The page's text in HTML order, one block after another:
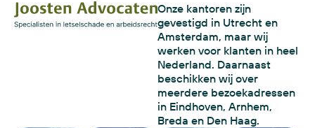
Onze kantoren zijn
gevestigd in Utrecht en
Amsterdam, maar wij
werken voor klanten in heel
Nederland. Daarnaast
beschikken wij over
meerdere bezoekadressen
in Eindhoven, Arnhem,
Breda en Den Haag.